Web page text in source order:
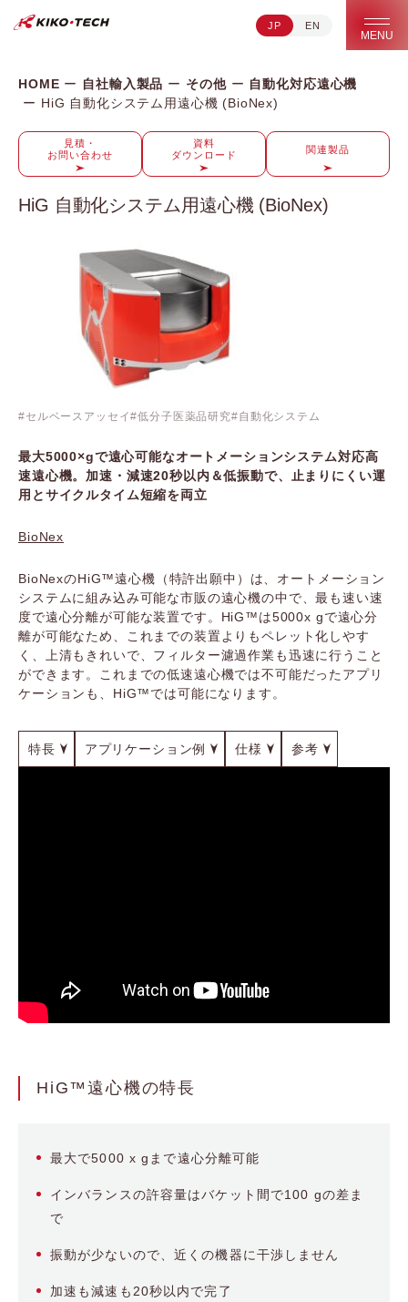
キコーテック株式会社 | ライフサイエンス研究への貢献
JP EN
MENU
HOME 自社輸入製品 その他
自動化対応遠心機
HiG 自動化システム用遠心機 (BioNex)
見積・
お問い合わせ
資料
ダウンロード
関連製品
HiG 自動化システム用遠心機 (BioNex)
セルベースアッセイ 低分子医薬品研究 自動化システム
最大5000×gで遠心可能なオートメーションシステム対応高
速遠心機。加速・減速20秒以内＆低振動で、止まりにくい運
用とサイクルタイム短縮を両立
BioNex
BioNexのHiG™遠心機（特許出願中）は、オートメーション
システムに組み込み可能な市販の遠心機の中で、最も速い速
度で遠心分離が可能な装置です。HiG™は5000x gで遠心分
離が可能なため、これまでの装置よりもペレット化しやす
く、上清もきれいで、フィルター濾過作業も迅速に行うこと
ができます。これまでの低速遠心機では不可能だったアプリ
ケーションも、HiG™では可能になります。
特長 アプリケーション例 仕様 参考
HiG™遠心機の特長
最大で5000 x gまで遠心分離可能
インバランスの許容量はバケット間で100 gの差ま
で
振動が少ないので、近くの機器に干渉しません
加速も減速も20秒以内で完了